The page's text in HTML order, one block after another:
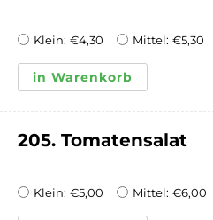
Klein: €4,30 Mittel: €5,30
in Warenkorb
205. Tomatensalat
Klein: €5,00 Mittel: €6,00